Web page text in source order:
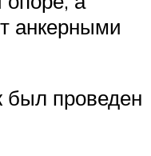
анкерными
был проведен